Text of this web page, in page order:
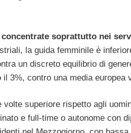
soprattutto nei
la guida femminile è
un discreto equilibrio di
3%, contro una media europea
superiore rispetto agli
e full-time o autonome con